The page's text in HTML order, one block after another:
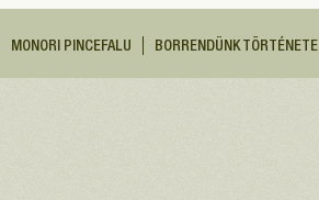
MONORI PINCEFALU BORRENDÜNK TÖRTÉNETE